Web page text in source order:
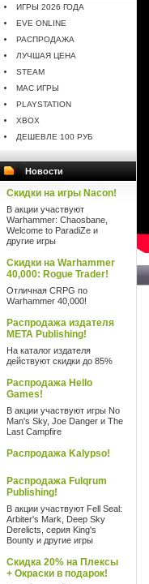
ИГРЫ 2026 ГОДА
EVE ONLINE
РАСПРОДАЖА
ЛУЧШАЯ ЦЕНА
STEAM
MAC ИГРЫ
PLAYSTATION
XBOX
ДЕШЕВЛЕ 100 РУБ
Новости
Скидки на игры Nacon!
В акции участвуют
Warhammer: Chaosbane,
Welcome to ParadiZe и
другие игры
Скидки на Warhammer
40,000: Rogue Trader!
Отличная CRPG по
Warhammer 40,000!
Распродажа издателя
META Publishing!
На каталог издателя
действуют скидки до 85%
Распродажа Hello
Games!
В акции участвуют игры No
Man's Sky, Joe Danger и The
Last Campfire
Распродажа Kalypso!
Распродажа Fulqrum
Publishing!
В акции участвуют Fell Seal:
Arbiter's Mark, Deep Sky
Derelicts, серия King's
Bounty и другие игры
Скидка 20% на Плексы
+ Окраски в подарок!